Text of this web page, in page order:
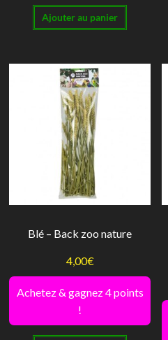
Ajouter au panier
Blé – Back zoo nature
4,00€
Achetez & gagnez 4 points
!